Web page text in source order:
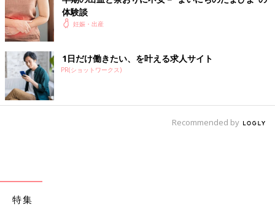
体験談
妊娠・出産
1日だけ働きたい、を叶える求人サイト
PR(ショットワークス)
Recommended by
特集